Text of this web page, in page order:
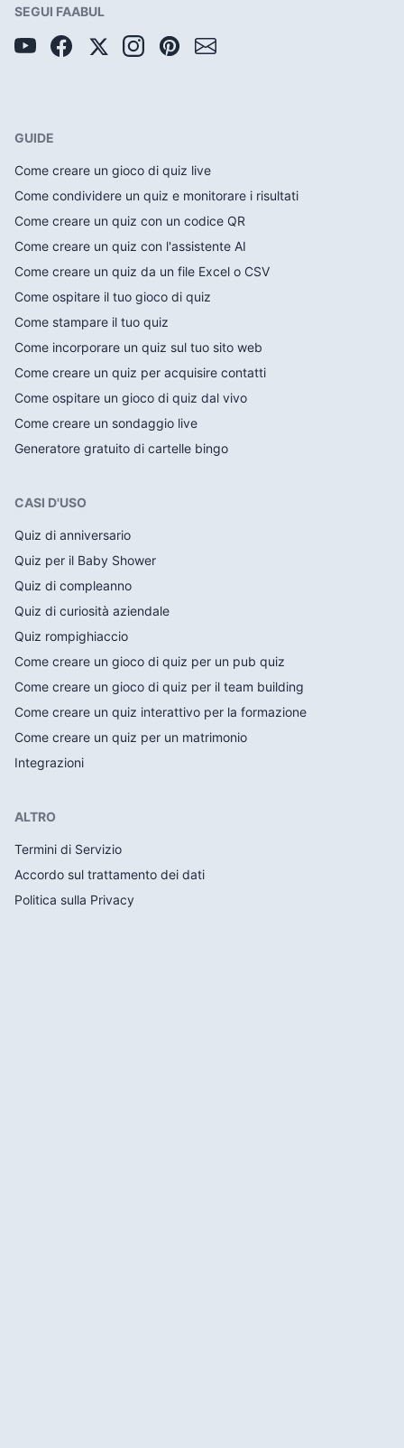
SEGUI FAABUL
GUIDE
Come creare un gioco di quiz live
Come condividere un quiz e monitorare i risultati
Come creare un quiz con un codice QR
Come creare un quiz con l'assistente AI
Come creare un quiz da un file Excel o CSV
Come ospitare il tuo gioco di quiz
Come stampare il tuo quiz
Come incorporare un quiz sul tuo sito web
Come creare un quiz per acquisire contatti
Come ospitare un gioco di quiz dal vivo
Come creare un sondaggio live
Generatore gratuito di cartelle bingo
CASI D'USO
Quiz di anniversario
Quiz per il Baby Shower
Quiz di compleanno
Quiz di curiosità aziendale
Quiz rompighiaccio
Come creare un gioco di quiz per un pub quiz
Come creare un gioco di quiz per il team building
Come creare un quiz interattivo per la formazione
Come creare un quiz per un matrimonio
Integrazioni
ALTRO
Termini di Servizio
Accordo sul trattamento dei dati
Politica sulla Privacy